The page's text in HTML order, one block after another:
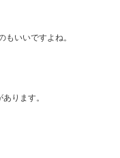
いいですよね。
ります。